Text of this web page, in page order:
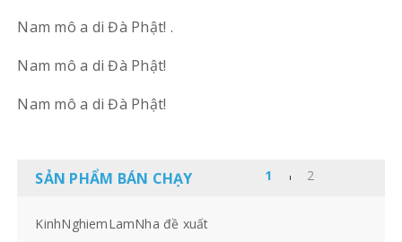
Nam mô a di Đà Phật! .
Nam mô a di Đà Phật!
Nam mô a di Đà Phật!
SẢN PHẨM BÁN CHẠY
KinhNghiemLamNha đề xuất